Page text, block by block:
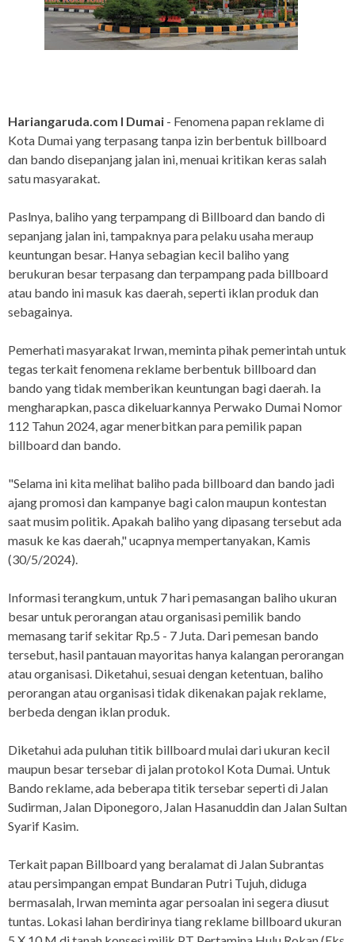
Hariangaruda.com I Dumai - Fenomena papan reklame di
Kota Dumai yang terpasang tanpa izin berbentuk billboard
dan bando disepanjang jalan ini, menuai kritikan keras salah
satu masyarakat.
Paslnya, baliho yang terpampang di Billboard dan bando di
sepanjang jalan ini, tampaknya para pelaku usaha meraup
keuntungan besar. Hanya sebagian kecil baliho yang
berukuran besar terpasang dan terpampang pada billboard
atau bando ini masuk kas daerah, seperti iklan produk dan
sebagainya.
Pemerhati masyarakat Irwan, meminta pihak pemerintah untuk
tegas terkait fenomena reklame berbentuk billboard dan
bando yang tidak memberikan keuntungan bagi daerah. Ia
mengharapkan, pasca dikeluarkannya Perwako Dumai Nomor
112 Tahun 2024, agar menerbitkan para pemilik papan
billboard dan bando.
"Selama ini kita melihat baliho pada billboard dan bando jadi
ajang promosi dan kampanye bagi calon maupun kontestan
saat musim politik. Apakah baliho yang dipasang tersebut ada
masuk ke kas daerah," ucapnya mempertanyakan, Kamis
(30/5/2024).
Informasi terangkum, untuk 7 hari pemasangan baliho ukuran
besar untuk perorangan atau organisasi pemilik bando
memasang tarif sekitar Rp.5 - 7 Juta. Dari pemesan bando
tersebut, hasil pantauan mayoritas hanya kalangan perorangan
atau organisasi. Diketahui, sesuai dengan ketentuan, baliho
perorangan atau organisasi tidak dikenakan pajak reklame,
berbeda dengan iklan produk.
Diketahui ada puluhan titik billboard mulai dari ukuran kecil
maupun besar tersebar di jalan protokol Kota Dumai. Untuk
Bando reklame, ada beberapa titik tersebar seperti di Jalan
Sudirman, Jalan Diponegoro, Jalan Hasanuddin dan Jalan Sultan
Syarif Kasim.
Terkait papan Billboard yang beralamat di Jalan Subrantas
atau persimpangan empat Bundaran Putri Tujuh, diduga
bermasalah, Irwan meminta agar persoalan ini segera diusut
tuntas. Lokasi lahan berdirinya tiang reklame billboard ukuran